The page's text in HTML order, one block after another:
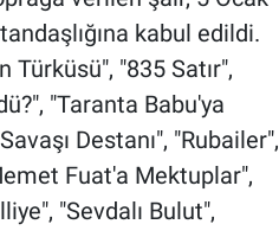
kabul edildi.
Türküsü", "835 Satır",
"Taranta Babu'ya
Destanı", "Rubailer",
Fuat'a Mektuplar",
"Sevdalı Bulut",